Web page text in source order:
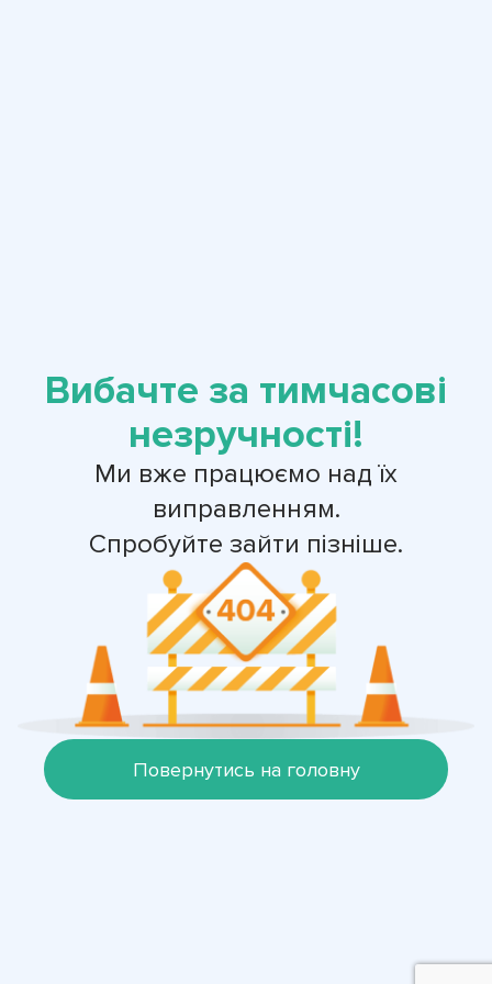
Вибачте за тимчасові
незручності!
Ми вже працюємо над їх
виправленням.
Спробуйте зайти пізніше.
Повернутись на головну